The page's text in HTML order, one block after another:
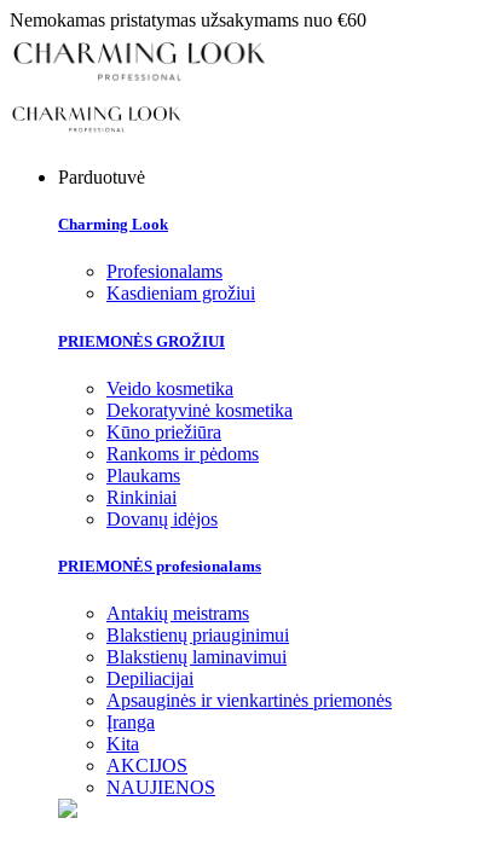
Nemokamas pristatymas užsakymams nuo €60
Parduotuvė
Charming Look
Profesionalams
Kasdieniam grožiui
PRIEMONĖS GROŽIUI
Veido kosmetika
Dekoratyvinė kosmetika
Kūno priežiūra
Rankoms ir pėdoms
Plaukams
Rinkiniai
Dovanų idėjos
PRIEMONĖS profesionalams
Antakių meistrams
Blakstienų priauginimui
Blakstienų laminavimui
Depiliacijai
Apsauginės ir vienkartinės priemonės
Įranga
Kita
AKCIJOS
NAUJIENOS